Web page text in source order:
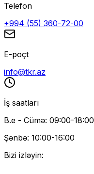
Telefon
+994 (55) 360-72-00
E-poçt
info@tkr.az
İş saatları
B.e - Cümə: 09:00-18:00
Şənbə: 10:00-16:00
Bizi izləyin: